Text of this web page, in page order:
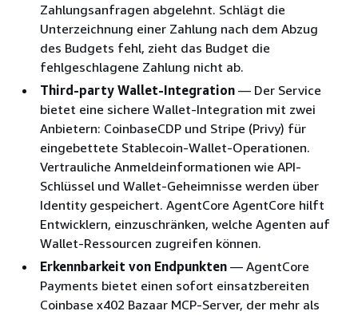
Zahlungsanfragen abgelehnt. Schlägt die
Unterzeichnung einer Zahlung nach dem Abzug
des Budgets fehl, zieht das Budget die
fehlgeschlagene Zahlung nicht ab.
Third-party Wallet-Integration — Der Service
bietet eine sichere Wallet-Integration mit zwei
Anbietern: CoinbaseCDP und Stripe (Privy) für
eingebettete Stablecoin-Wallet-Operationen.
Vertrauliche Anmeldeinformationen wie API-
Schlüssel und Wallet-Geheimnisse werden über
Identity gespeichert. AgentCore AgentCore hilft
Entwicklern, einzuschränken, welche Agenten auf
Wallet-Ressourcen zugreifen können.
Erkennbarkeit von Endpunkten — AgentCore
Payments bietet einen sofort einsatzbereiten
Coinbase x402 Bazaar MCP-Server, der mehr als